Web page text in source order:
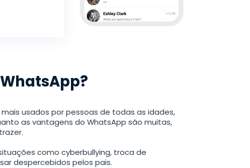
usados por pessoas de todas as idades,
as vantagens do WhatsApp são muitas,
como cyberbullying, troca de
despercebidos pelos pais.